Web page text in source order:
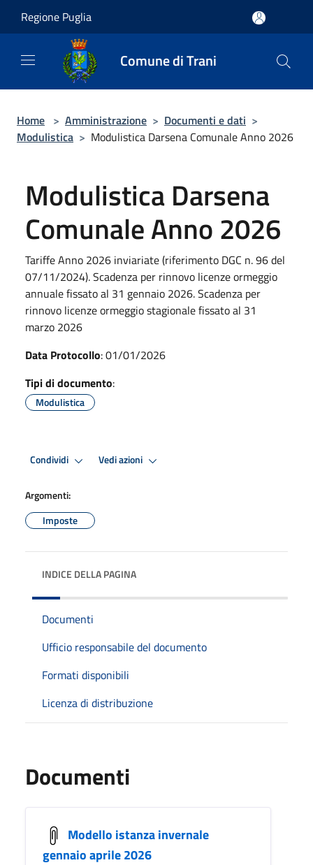
Regione Puglia
Comune di Trani
Home > Amministrazione > Documenti e dati >
Modulistica > Modulistica Darsena Comunale Anno 2026
Modulistica Darsena
Comunale Anno 2026
Tariffe Anno 2026 inviariate (riferimento DGC n. 96 del
07/11/2024). Scadenza per rinnovo licenze ormeggio
annuale fissato al 31 gennaio 2026. Scadenza per
rinnovo licenze ormeggio stagionale fissato al 31
marzo 2026
Data Protocollo: 01/01/2026
Tipi di documento:
Modulistica
Condividi Vedi azioni
Argomenti:
Imposte
INDICE DELLA PAGINA
Documenti
Ufficio responsabile del documento
Formati disponibili
Licenza di distribuzione
Documenti
Modello istanza invernale
gennaio aprile 2026